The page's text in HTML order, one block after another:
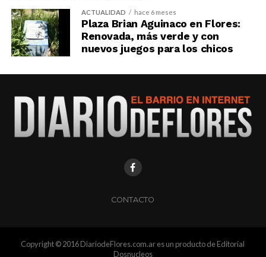
ACTUALIDAD hace 6 meses
Plaza Brian Aguinaco en Flores:
Renovada, más verde y con
nuevos juegos para los chicos
CONTACTO
Copyright © 2016 DiariodeFlores.com.ar es un producto de Editorial
Dosnucleos